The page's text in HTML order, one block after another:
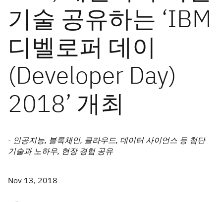
기술 공유하는 ‘IBM
디벨로퍼 데이
(Developer Day)
2018’ 개최
- 인공지능, 블록체인, 클라우드, 데이터 사이언스 등 첨단
기술과 노하우, 현장 경험 공유
Nov 13, 2018